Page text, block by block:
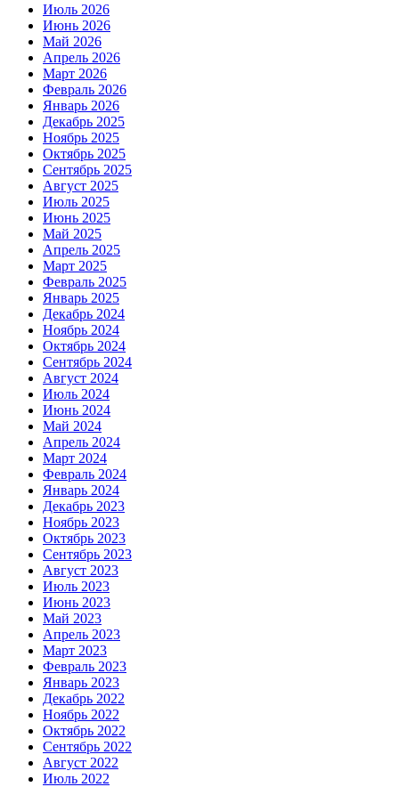
Июль 2026
Июнь 2026
Май 2026
Апрель 2026
Март 2026
Февраль 2026
Январь 2026
Декабрь 2025
Ноябрь 2025
Октябрь 2025
Сентябрь 2025
Август 2025
Июль 2025
Июнь 2025
Май 2025
Апрель 2025
Март 2025
Февраль 2025
Январь 2025
Декабрь 2024
Ноябрь 2024
Октябрь 2024
Сентябрь 2024
Август 2024
Июль 2024
Июнь 2024
Май 2024
Апрель 2024
Март 2024
Февраль 2024
Январь 2024
Декабрь 2023
Ноябрь 2023
Октябрь 2023
Сентябрь 2023
Август 2023
Июль 2023
Июнь 2023
Май 2023
Апрель 2023
Март 2023
Февраль 2023
Январь 2023
Декабрь 2022
Ноябрь 2022
Октябрь 2022
Сентябрь 2022
Август 2022
Июль 2022